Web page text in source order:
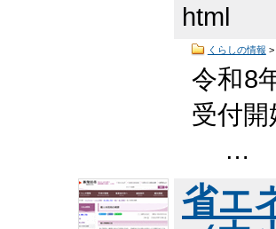
html
くらしの情報 >
令和8
受付
…
省エ